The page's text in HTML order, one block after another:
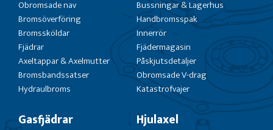
Obromsade nav
Bromsöverföring
Bromssköldar
Fjädrar
Axeltappar & Axelmutter
Bromsbandssatser
Hydraulbroms
Bussningar & Lagerhus
Handbromsspak
Innerrör
Fjädermagasin
Påskjutsdetaljer
Obromsade V-drag
Katastrofvajer
Gasfjädrar Hjulaxel